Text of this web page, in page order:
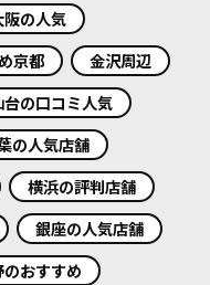
阪の人気
京都
金沢周辺
台の口コミ人気
の人気店舗
横浜の評判店舗
銀座の人気店舗
おすすめ